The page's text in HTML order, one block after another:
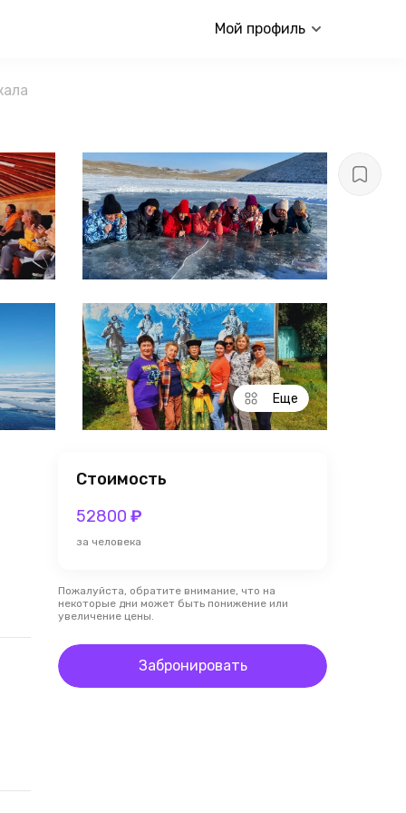
Мой профиль
Еще
Стоимость
52800 ₽
за человека
Пожалуйста, обратите внимание, что на
некоторые дни может быть понижение или
увеличение цены.
Забронировать